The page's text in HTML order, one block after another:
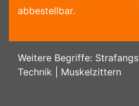
abbestellbar.
Weitere Begriffe:
Technik
Muskelzittern